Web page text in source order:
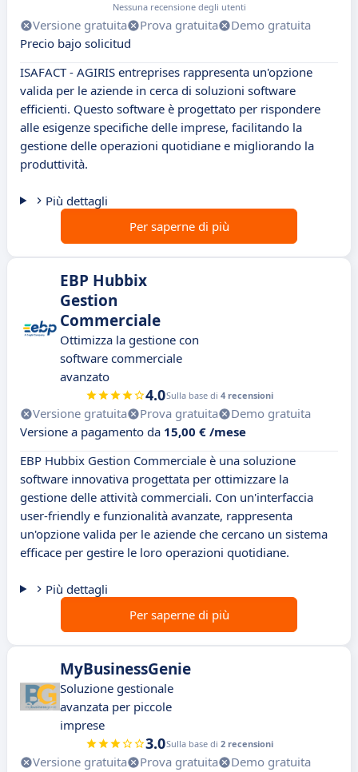
Nessuna recensione degli utenti
Versione gratuita Prova gratuita
Demo gratuita
Precio bajo solicitud
ISAFACT - AGIRIS entreprises rappresenta un'opzione
valida per le aziende in cerca di soluzioni software
efficienti. Questo software è progettato per rispondere
alle esigenze specifiche delle imprese, facilitando la
gestione delle operazioni quotidiane e migliorando la
produttività.
Più dettagli
Per saperne di più
EBP Hubbix
Gestion
Commerciale
Ottimizza la gestione con
software commerciale
avanzato
4.0Sulla base di 4 recensioni
Versione gratuita Prova gratuita
Demo gratuita
Versione a pagamento da 15,00 € /mese
EBP Hubbix Gestion Commerciale è una soluzione
software innovativa progettata per ottimizzare la
gestione delle attività commerciali. Con un'interfaccia
user-friendly e funzionalità avanzate, rappresenta
un'opzione valida per le aziende che cercano un sistema
efficace per gestire le loro operazioni quotidiane.
Più dettagli
Per saperne di più
MyBusinessGenie
Soluzione gestionale
avanzata per piccole
imprese
3.0Sulla base di 2 recensioni
Versione gratuita Prova gratuita Demo gratuita